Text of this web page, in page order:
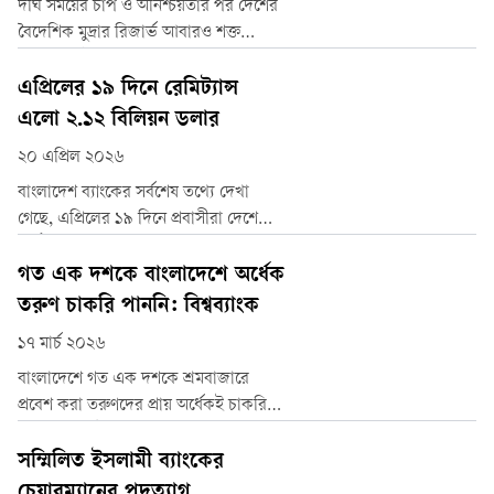
দীর্ঘ সময়ের চাপ ও অনিশ্চয়তার পর দেশের
বৈদেশিক মুদ্রার রিজার্ভ আবারও শক্ত
ব্যাংকের সর্বশেষ তথ্য অনুযায়ী, আন্তর্জাতিক
মুদ্রা তহবিলের (আইএমএফ) হিসাব পদ্ধতি
রিজার্ভ প্রায় ৩১ বিলিয়ন ডলারে পৌঁছেছে।
এপ্রিলের ১৯ দিনে রেমিট্যান্স
এলো ২.১২ বিলিয়ন ডলার
২০ এপ্রিল ২০২৬
বাংলাদেশ ব্যাংকের সর্বশেষ তথ্যে দেখা
গেছে, এপ্রিলের ১৯ দিনে প্রবাসীরা দেশে
কোটি ৭০ লাখ) মার্কিন ডলার। বর্তমান
বাজারদর অনুযায়ী (প্রতি ডলার ১২২ টাকা
৪০ লাখ টাকা।
গত এক দশকে বাংলাদেশে অর্ধেক
তরুণ চাকরি পাননি: বিশ্বব্যাংক
১৭ মার্চ ২০২৬
বাংলাদেশে গত এক দশকে শ্রমবাজারে
প্রবেশ করা তরুণদের প্রায় অর্ধেকই চাকরি
বিশ্বব্যাংক। সংস্থাটির দক্ষিণ এশিয়া বিষয়ক
ভাইস প্রেসিডেন্ট ইয়োহানেস জুট বলেছেন,
সম্মিলিত ইসলামী ব্যাংকের